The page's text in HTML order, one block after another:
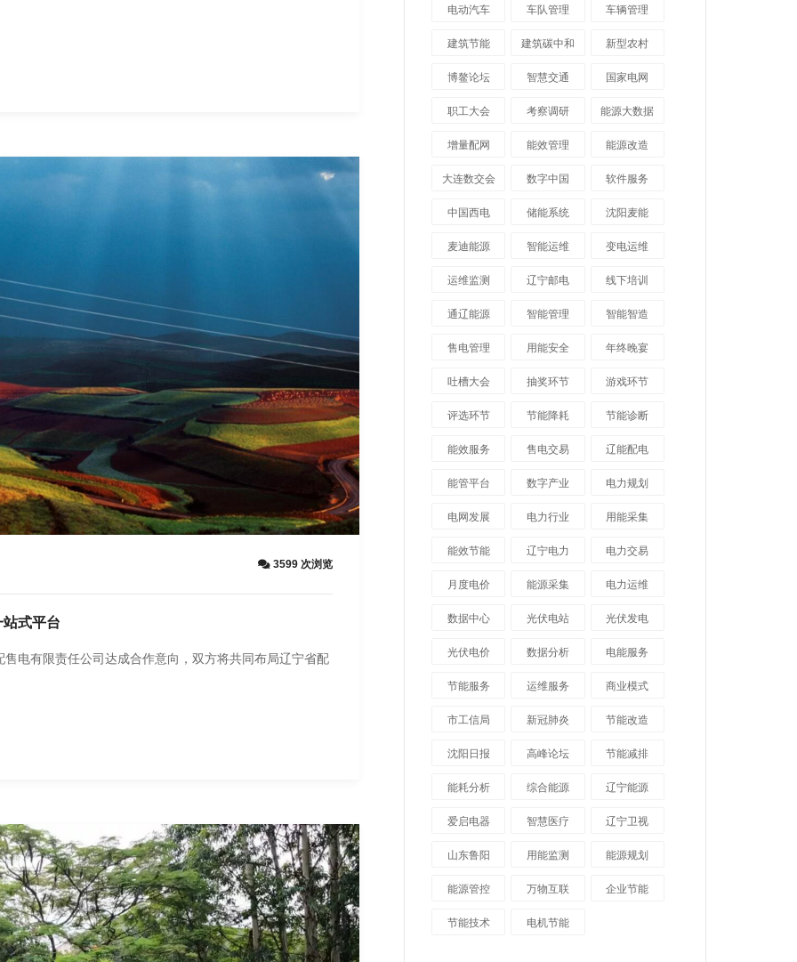
3599 次浏览
式平台
电有限责任公司达成合作意向，双方将共同布局辽宁省配
电动汽车 车队管理 车辆管理
建筑节能 建筑碳中和 新型农村
博鳌论坛 智慧交通 国家电网
职工大会 考察调研 能源大数据
增量配网 能效管理 能源改造
大连数交会 数字中国 软件服务
中国西电 储能系统 沈阳麦能
麦迪能源 智能运维 变电运维
运维监测 辽宁邮电 线下培训
通辽能源 智能管理 智能智造
售电管理 用能安全 年终晚宴
吐槽大会 抽奖环节 游戏环节
评选环节 节能降耗 节能诊断
能效服务 售电交易 辽能配电
能管平台 数字产业 电力规划
电网发展 电力行业 用能采集
能效节能 辽宁电力 电力交易
月度电价 能源采集 电力运维
数据中心 光伏电站 光伏发电
光伏电价 数据分析 电能服务
节能服务 运维服务 商业模式
市工信局 新冠肺炎 节能改造
沈阳日报 高峰论坛 节能减排
能耗分析 综合能源 辽宁能源
爱启电器 智慧医疗 辽宁卫视
山东鲁阳 用能监测 能源规划
能源管控 万物互联 企业节能
节能技术 电机节能